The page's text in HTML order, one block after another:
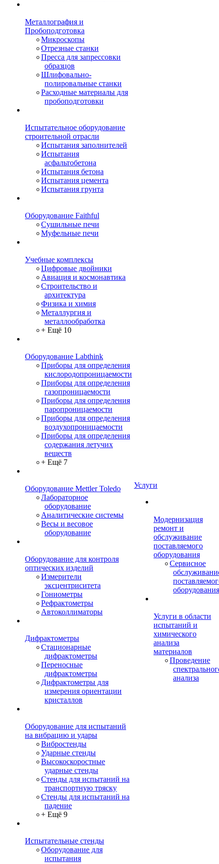
Металлография и
Пробоподготовка
Микроскопы
Отрезные станки
Пресса для запрессовки
образцов
Шлифовально-
полировальные станки
Расходные материалы для
пробоподготовки
Испытательное оборудование
строительной отрасли
Испытания заполнителей
Испытания
асфальтобетона
Испытания бетона
Испытания цемента
Испытания грунта
Оборудование Faithful
Сушильные печи
Муфельные печи
Учебные комплексы
Цифровые двойники
Авиация и космонавтика
Строительство и
архитектура
Физика и химия
Металлургия и
металлообработка
+ Ещё 10
Оборудование Labthink
Приборы для определения
кислородопроницаемости
Приборы для определения
газопроницаемости
Приборы для определения
паропроницаемости
Приборы для определения
воздухопроницаемости
Приборы для определения
содержания летучих
веществ
+ Ещё 7
Оборудование Mettler Toledo
Лабораторное
оборудование
Аналитические системы
Весы и весовое
оборудование
Оборудование для контроля
оптических изделий
Измерители
эксцентриситета
Гониометры
Рефрактометры
Автоколлиматоры
Дифрактометры
Стационарные
дифрактометры
Переносные
дифрактометры
Дифрактометры для
измерения ориентации
кристаллов
Оборудование для испытаний
на вибрацию и удары
Вибростенды
Ударные стенды
Высокоскоростные
ударные стенды
Стенды для испытаний на
транспортную тряску
Стенды для испытаний на
падение
+ Ещё 9
Испытательные стенды
Оборудование для
испытания
Услуги
Модернизация
ремонт и
обслуживание
поставляемого
оборудования
Сервисное
оборудования
Услуги в области
испытаний и
химического
анализа
материалов
Проведение
анализа